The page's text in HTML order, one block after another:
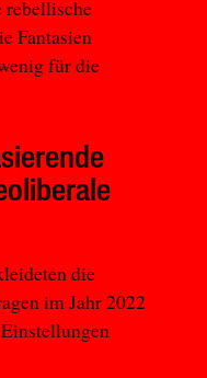
rebellische
Fantasien
für die
die
im Jahr 2022